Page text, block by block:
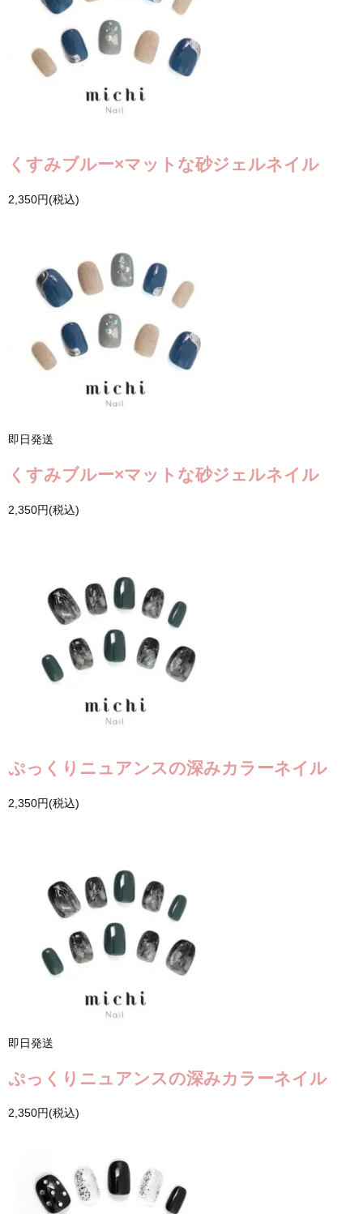
くすみブルー×マットな砂ジェルネイル
2,350円(税込)
即日発送
くすみブルー×マットな砂ジェルネイル
2,350円(税込)
ぷっくりニュアンスの深みカラーネイル
2,350円(税込)
即日発送
ぷっくりニュアンスの深みカラーネイル
2,350円(税込)